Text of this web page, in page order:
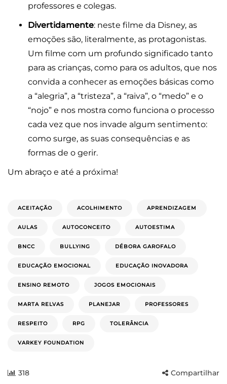
professores e colegas.
Divertidamente: neste filme da Disney, as
emoções são, literalmente, as protagonistas.
Um filme com um profundo significado tanto
para as crianças, como para os adultos, que nos
convida a conhecer as emoções básicas como
a “alegria”, a “tristeza”, a “raiva”, o “medo” e o
“nojo” e nos mostra como funciona o processo
cada vez que nos invade algum sentimento:
como surge, as suas consequências e as
formas de o gerir.
Um abraço e até a próxima!
ACEITAÇÃO ACOLHIMENTO APRENDIZAGEM
AULAS AUTOCONCEITO AUTOESTIMA
BNCC BULLYING DÉBORA GAROFALO
EDUCAÇÃO EMOCIONAL EDUCAÇÃO INOVADORA
ENSINO REMOTO JOGOS EMOCIONAIS
MARTA RELVAS PLANEJAR PROFESSORES
RESPEITO RPG TOLERÂNCIA
VARKEY FOUNDATION
318 Compartilhar